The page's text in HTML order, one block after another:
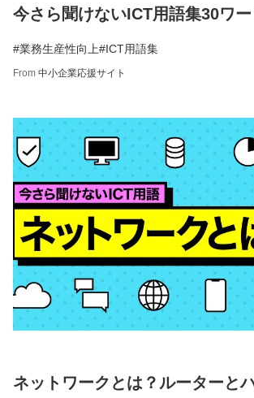
今さら聞けないICT用語集30ワー
#業務生産性向上#ICT用語集
From 中小企業応援サイト
ネットワークとは？ルーターと